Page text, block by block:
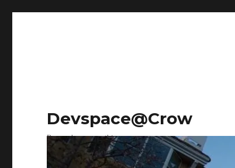
Devspace@Crow
Research on everything